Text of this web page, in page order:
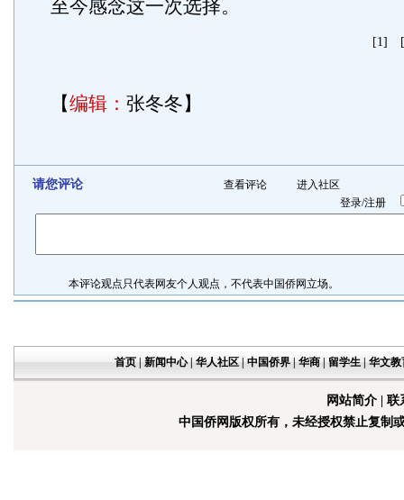
至今感念这一次选择。
[1]
【编辑： 张冬冬】
请您评论 查看评论
进入社区
登录/注册
本评论观点只代表网友个人观点，不代表中国侨网立场。
首页| 新闻中心| 华人社区| 中国侨界| 华商| 留学生| 华文教
网站简介| 联
中国侨网版权所有，未经授权禁止复制